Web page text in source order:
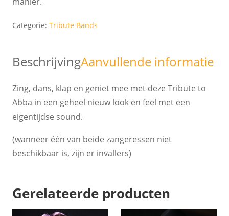
Categorie: Tribute Bands
BeschrijvingAanvullende informatie
Zing, dans, klap en geniet mee met deze Tribute to
Abba in een geheel nieuw look en feel met een
eigentijdse sound.
(wanneer één van beide zangeressen niet
beschikbaar is, zijn er invallers)
Gerelateerde producten